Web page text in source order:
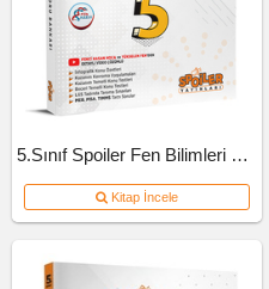
5.Sınıf Spoiler Fen Bilimleri Soru Bankası
Kitap İncele